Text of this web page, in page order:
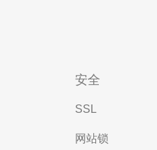
安全
SSL
网站锁